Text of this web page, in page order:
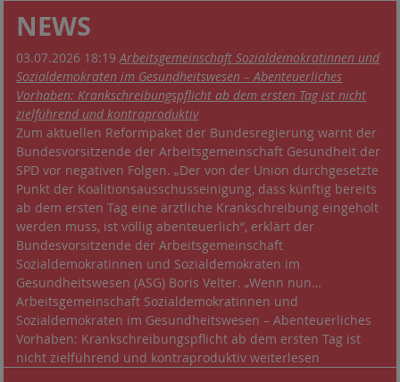
NEWS
03.07.2026 18:19Arbeitsgemeinschaft Sozialdemokratinnen und
Sozialdemokraten im Gesundheitswesen – Abenteuerliches
Vorhaben: Krankschreibungspflicht ab dem ersten Tag ist nicht
zielführend und kontraproduktiv
Zum aktuellen Reformpaket der Bundesregierung warnt der
Bundesvorsitzende der Arbeitsgemeinschaft Gesundheit der
SPD vor negativen Folgen. „Der von der Union durchgesetzte
Punkt der Koalitionsausschusseinigung, dass künftig bereits
ab dem ersten Tag eine ärztliche Krankschreibung eingeholt
werden muss, ist völlig abenteuerlich“, erklärt der
Bundesvorsitzende der Arbeitsgemeinschaft
Sozialdemokratinnen und Sozialdemokraten im
Gesundheitswesen (ASG) Boris Velter. „Wenn nun…
Arbeitsgemeinschaft Sozialdemokratinnen und
Sozialdemokraten im Gesundheitswesen – Abenteuerliches
Vorhaben: Krankschreibungspflicht ab dem ersten Tag ist
nicht zielführend und kontraproduktiv weiterlesen